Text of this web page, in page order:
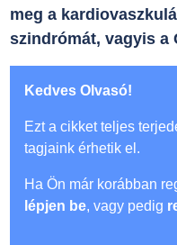
meg a
szindrómát, vagyis a
Kedves Olvasó!
Ezt a cikket teljes
tagjaink érhetik el.
Ha Ön már korábban
lépjen be, vagy pedig